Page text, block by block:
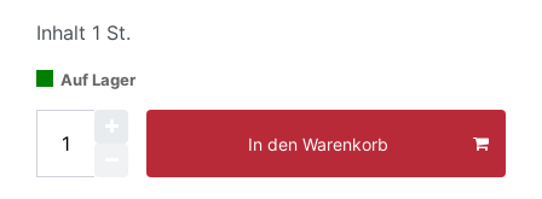
Inhalt 1 St.
Auf Lager
In den Warenkorb